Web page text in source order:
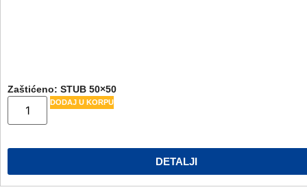
Zaštićeno: STUB 50×50
DODAJ U KORPU
DETALJI